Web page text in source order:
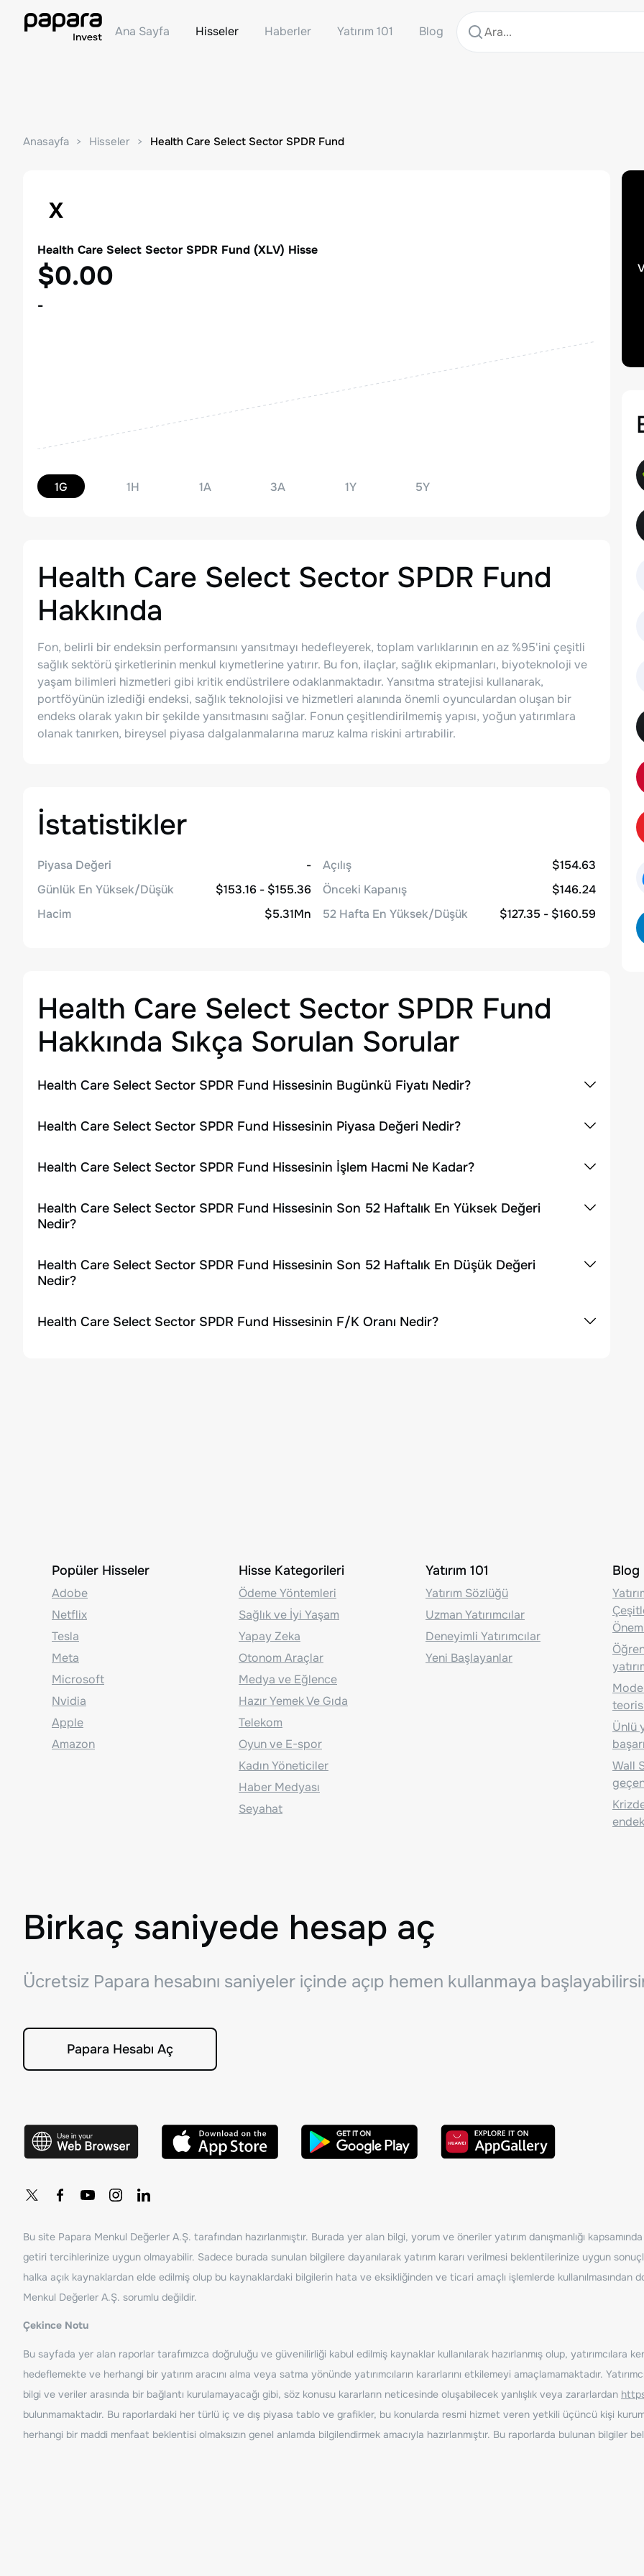
Ana Sayfa Hisseler Haberler Yatırım 101 Blog
Anasayfa Hisseler Health Care Select Sector SPDR Fund
X
Health Care Select Sector SPDR Fund (XLV) Hisse
$0.00
-
1G 1H 1A 3A 1Y 5Y
Health Care Select Sector SPDR Fund
Hakkında
Fon, belirli bir endeksin performansını yansıtmayı hedefleyerek, toplam varlıklarının en az %95'ini çeşitli
sağlık sektörü şirketlerinin menkul kıymetlerine yatırır. Bu fon, ilaçlar, sağlık ekipmanları, biyoteknoloji ve
yaşam bilimleri hizmetleri gibi kritik endüstrilere odaklanmaktadır. Yansıtma stratejisi kullanarak,
portföyünün izlediği endeksi, sağlık teknolojisi ve hizmetleri alanında önemli oyunculardan oluşan bir
endeks olarak yakın bir şekilde yansıtmasını sağlar. Fonun çeşitlendirilmemiş yapısı, yoğun yatırımlara
olanak tanırken, bireysel piyasa dalgalanmalarına maruz kalma riskini artırabilir.
İstatistikler
Piyasa Değeri
-
Günlük En Yüksek/Düşük
$153.16 - $155.36
Hacim
$5.31Mn
Açılış
$154.63
Önceki Kapanış
$146.24
52 Hafta En Yüksek/Düşük
$127.35 - $160.59
Health Care Select Sector SPDR Fund
Hakkında Sıkça Sorulan Sorular
Health Care Select Sector SPDR Fund Hissesinin Bugünkü Fiyatı Nedir?
Health Care Select Sector SPDR Fund Hissesinin Piyasa Değeri Nedir?
Health Care Select Sector SPDR Fund Hissesinin İşlem Hacmi Ne Kadar?
Health Care Select Sector SPDR Fund Hissesinin Son 52 Haftalık En Yüksek Değeri
Nedir?
Health Care Select Sector SPDR Fund Hissesinin Son 52 Haftalık En Düşük Değeri
Nedir?
Health Care Select Sector SPDR Fund Hissesinin F/K Oranı Nedir?
Popüler Hisseler
Adobe
Netflix
Tesla
Meta
Microsoft
Nvidia
Apple
Amazon
Hisse Kategorileri
Ödeme Yöntemleri
Sağlık ve İyi Yaşam
Yapay Zeka
Otonom Araçlar
Medya ve Eğlence
Hazır Yemek Ve Gıda
Telekom
Oyun ve E-spor
Kadın Yöneticiler
Haber Medyası
Seyahat
Yatırım 101
Yatırım Sözlüğü
Uzman Yatırımcılar
Deneyimli Yatırımcılar
Yeni Başlayanlar
Blog
Ünlü
Wall
Birkaç saniyede hesap aç
Ücretsiz Papara hesabını saniyeler içinde açıp hemen kullanmaya
Papara Hesabı Aç
Bu site Papara Menkul Değerler A.Ş. tarafından hazırlanmıştır. Burada yer alan bilgi, yorum ve öneriler yatırım danışmanlığı
getiri tercihlerinize uygun olmayabilir. Sadece burada sunulan bilgilere dayanılarak yatırım kararı verilmesi beklentilerinize uygun
halka açık kaynaklardan elde edilmiş olup bu kaynaklardaki bilgilerin hata ve eksikliğinden ve ticari amaçlı işlemlerde
Menkul Değerler A.Ş. sorumlu değildir.
Çekince Notu
Bu sayfada yer alan raporlar tarafımızca doğruluğu ve güvenilirliği kabul edilmiş kaynaklar kullanılarak hazırlanmış olup, yatırımcılara
hedeflemekte ve herhangi bir yatırım aracını alma veya satma yönünde yatırımcıların kararlarını etkilemeyi amaçlamamaktadır.
bilgi ve veriler arasında bir bağlantı kurulamayacağı gibi, söz konusu kararların neticesinde oluşabilecek yanlışlık veya zararlardan
bulunmamaktadır. Bu raporlardaki her türlü iç ve dış piyasa tablo ve grafikler, bu konularda resmi hizmet veren yetkili üçüncü kişi
herhangi bir maddi menfaat beklentisi olmaksızın genel anlamda bilgilendirmek amacıyla hazırlanmıştır. Bu raporlarda bulunan bilgiler